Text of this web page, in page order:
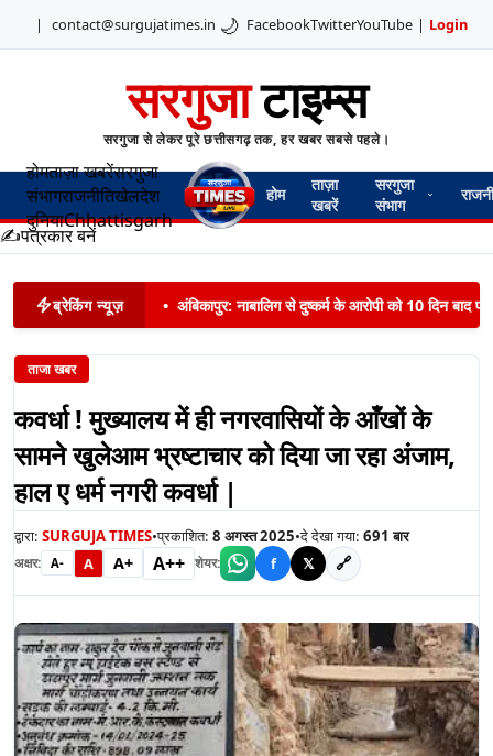
| contact@surgujatimes.in 🌙 FacebookTwitterYouTube | Login
सरगुजाटाइम्स
सरगुजा से लेकर पूरे छत्तीसगढ़ तक, हर खबर सबसे पहले।
होमताज़ा खबरेंसरगुजा
संभागराजनीतिखेलदेश
दुनियाChhattisgarh
होम
ताज़ा
खबरें
सरगुजा
संभाग
✍️पत्रकार बनें
ब्रेकिंग न्यूज़ • अंबिकापुर: नाबालिग से दुष्कर्म के आरोपी को 10 दिन बाद
ताजा खबर
कवर्धा ! मुख्यालय में ही नगरवासियों के आँखों के
सामने खुलेआम भ्रष्टाचार को दिया जा रहा अंजाम,
हाल ए धर्म नगरी कवर्धा |
द्वारा: SURGUJA TIMES•प्रकाशित: 8 अगस्त 2025•दे देखा गया: 691 बार
अक्षर: A- A A+ A++ शेयर: f 𝕏 🔗